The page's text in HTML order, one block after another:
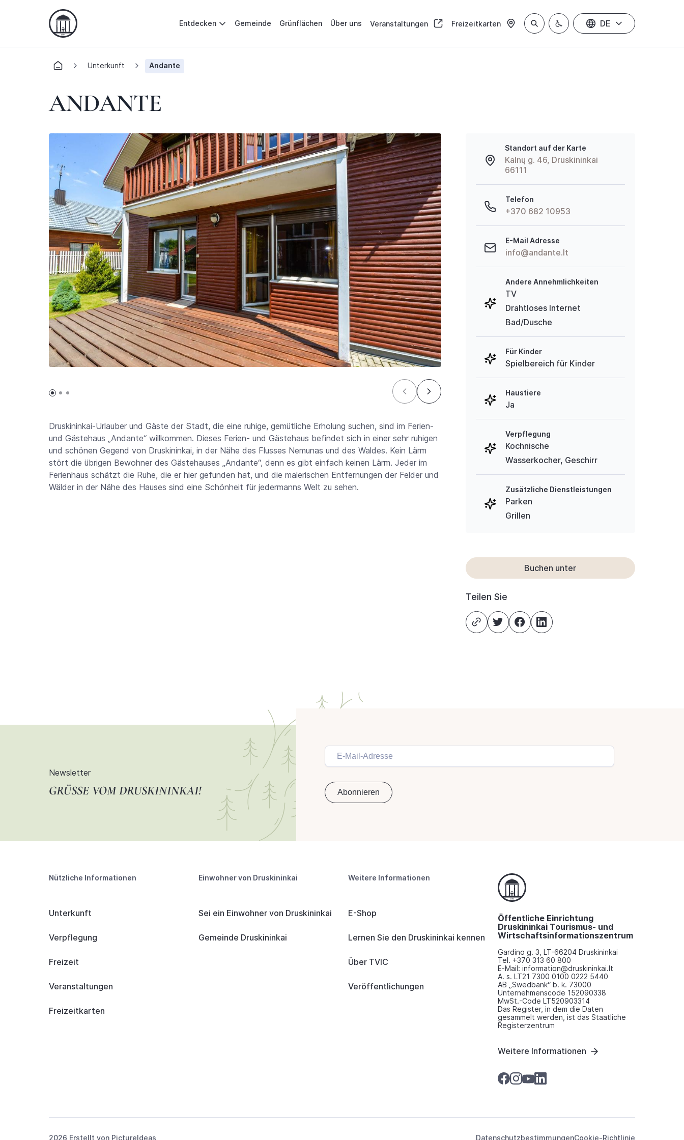
Entdecken Gemeinde Grünflächen Über uns Veranstaltungen Freizeitkarten DE
Unterkunft Andante
ANDANTE
Druskininkai-Urlauber und Gäste der Stadt, die eine ruhige, gemütliche Erholung suchen, sind im Ferien-
und Gästehaus „Andante“ willkommen. Dieses Ferien- und Gästehaus befindet sich in einer sehr ruhigen
und schönen Gegend von Druskininkai, in der Nähe des Flusses Nemunas und des Waldes. Kein Lärm
stört die übrigen Bewohner des Gästehauses „Andante“, denn es gibt einfach keinen Lärm. Jeder im
Ferienhaus schätzt die Ruhe, die er hier gefunden hat, und die malerischen Entfernungen der Felder und
Wälder in der Nähe des Hauses sind eine Schönheit für jedermanns Welt zu sehen.
Standort auf der Karte
Kalnų g. 46, Druskininkai
66111
Telefon
+370 682 10953
E-Mail Adresse
info@andante.lt
Andere Annehmlichkeiten
TV
Drahtloses Internet
Bad/Dusche
Für Kinder
Spielbereich für Kinder
Haustiere
Ja
Verpflegung
Kochnische
Wasserkocher, Geschirr
Zusätzliche Dienstleistungen
Parken
Grillen
Buchen unter
Teilen Sie
Newsletter
GRÜSSE VOM DRUSKININKAI!
Nützliche Informationen
Unterkunft
Verpflegung
Freizeit
Veranstaltungen
Freizeitkarten
Einwohner von Druskininkai
Sei ein Einwohner von Druskininkai
Gemeinde Druskininkai
Weitere Informationen
E-Shop
Lernen Sie den Druskininkai kennen
Über TVIC
Veröffentlichungen
Öffentliche Einrichtung
Druskininkai Tourismus- und
Wirtschaftsinformationszentrum
Gardino g. 3, LT-66204 Druskininkai
Tel. +370 313 60 800
E-Mail: information@druskininkai.lt
A. s. LT21 7300 0100 0222 5440
AB „Swedbank“ b. k. 73000
Unternehmenscode 152090338
MwSt.-Code LT520903314
Das Register, in dem die Daten
gesammelt werden, ist das Staatliche
Registerzentrum
Weitere Informationen
2026 Erstellt von PictureIdeas DatenschutzbestimmungenCookie-Richtlinie